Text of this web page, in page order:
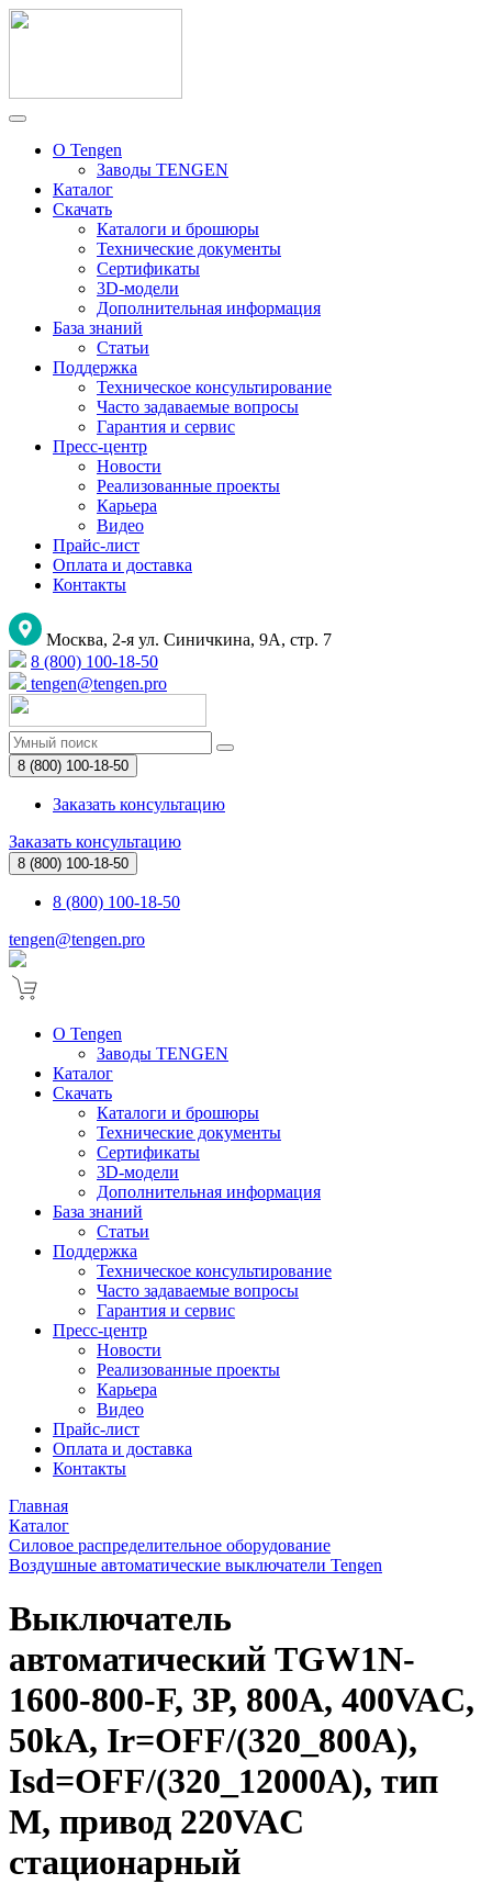
О Tengen
Заводы TENGEN
Каталог
Скачать
Каталоги и брошюры
Технические документы
Сертификаты
3D-модели
Дополнительная информация
База знаний
Статьи
Поддержка
Техническое консультирование
Часто задаваемые вопросы
Гарантия и сервис
Пресс-центр
Новости
Реализованные проекты
Карьера
Видео
Прайс-лист
Оплата и доставка
Контакты
Москва, 2-я ул. Синичкина, 9А, стр. 7
8 (800) 100-18-50
tengen@tengen.pro
8 (800) 100-18-50
Заказать консультацию
Заказать консультацию
8 (800) 100-18-50
8 (800) 100-18-50
tengen@tengen.pro
О Tengen
Заводы TENGEN
Каталог
Скачать
Каталоги и брошюры
Технические документы
Сертификаты
3D-модели
Дополнительная информация
База знаний
Статьи
Поддержка
Техническое консультирование
Часто задаваемые вопросы
Гарантия и сервис
Пресс-центр
Новости
Реализованные проекты
Карьера
Видео
Прайс-лист
Оплата и доставка
Контакты
Главная
Каталог
Силовое распределительное оборудование
Воздушные автоматические выключатели Tengen
Выключатель
автоматический TGW1N-
1600-800-F, 3P, 800A, 400VAC,
50kA, Ir=OFF/(320_800A),
Isd=OFF/(320_12000A), тип
M, привод 220VAC
стационарный